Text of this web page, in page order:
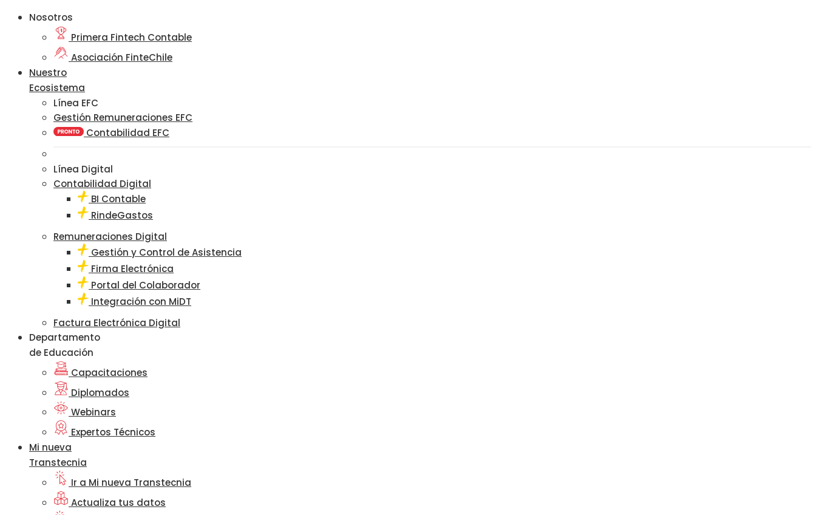
Nosotros
Primera Fintech Contable
Asociación FinteChile
Nuestro
Ecosistema
Línea EFC
Gestión Remuneraciones EFC
Contabilidad EFC
Línea Digital
Contabilidad Digital
BI Contable
RindeGastos
Remuneraciones Digital
Gestión y Control de Asistencia
Firma Electrónica
Portal del Colaborador
Integración con MiDT
Factura Electrónica Digital
Departamento
de Educación
Capacitaciones
Diplomados
Webinars
Expertos Técnicos
Mi nueva
Transtecnia
Ir a Mi nueva Transtecnia
Actualiza tus datos